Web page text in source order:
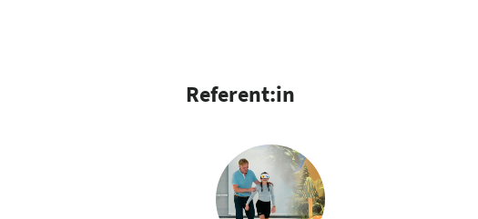
entstand das VR-System moovly. Als
motivierendes Training alltagsrelevanter
Referent:in